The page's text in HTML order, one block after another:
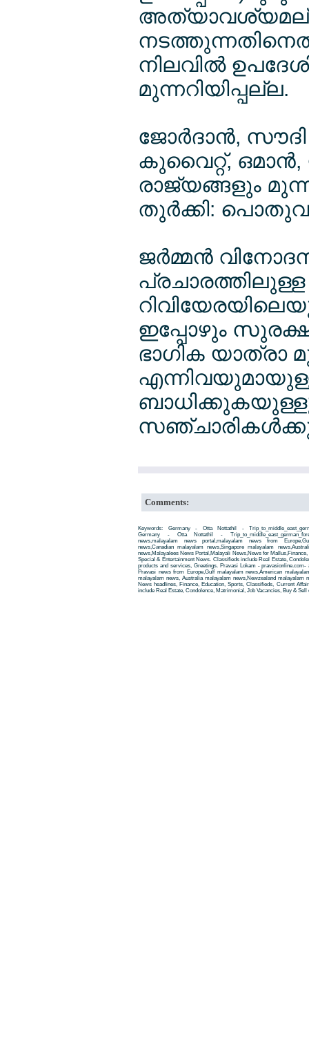
നിലവില്‍
മുന്നറിയിപ്പല്ല.
ജോര്‍ദാന്‍,
കുവൈറ്റ്,
രാജ്യങ്ങളും
തുര്‍ക്കി:
ജര്‍മ്മന്‍
ഇപ്പോഴും
ഭാഗിക യാത്രാ
ബാധിക്കുകയുള്ളൂ,
Comments:
Keywords: Germany - Otta Nottathil -
Germany - Otta Nottathil -
news,malayalam news portal,malayalam news from
news,Canadian malayalam news,Singapore malayalam
news,Malayalees News Portal,Malayali News,News for
Special & Entertainment News. Classifieds include Real Estate,
products and services, Greetings. Pravasi Lokam -
Pravasi news from Europe,Gulf malayalam news,American
malayalam news, Australia malayalam news,Newzealand malayalam
News headlines, Finance, Education, Sports, Classifieds, Current
include Real Estate, Condolence, Matrimonial, Job Vacancies, Buy &